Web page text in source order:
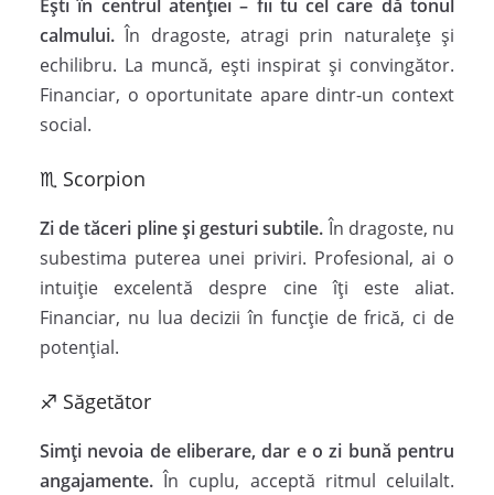
Ești în centrul atenției – fii tu cel care dă tonul
calmului. În dragoste, atragi prin naturalețe și
echilibru. La muncă, ești inspirat și convingător.
Financiar, o oportunitate apare dintr-un context
social.
♏ Scorpion
Zi de tăceri pline și gesturi subtile.În dragoste, nu
subestima puterea unei priviri. Profesional, ai o
intuiție excelentă despre cine îți este aliat.
Financiar, nu lua decizii în funcție de frică, ci de
potențial.
♐ Săgetător
Simți nevoia de eliberare, dar e o zi bună pentru
angajamente. În cuplu, acceptă ritmul celuilalt.